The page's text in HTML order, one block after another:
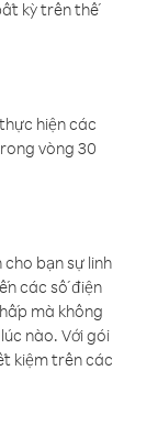
kỳ trên thế
hiện các
vòng 30
bạn sự linh
các số điện
mà không
nào. Với gói
kiệm trên các